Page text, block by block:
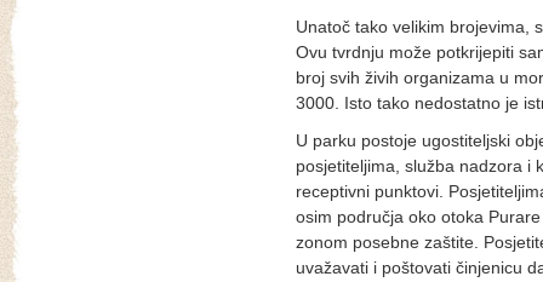
Unatoč tako velikim brojevima,
Ovu tvrdnju može potkrijepiti
broj svih živih organizama u
3000. Isto tako nedostatno je
U parku postoje ugostiteljski
posjetiteljima, služba nadzora i
receptivni punktovi.
osim područja oko otoka
zonom posebne zaštite.
uvažavati i poštovati činjenicu